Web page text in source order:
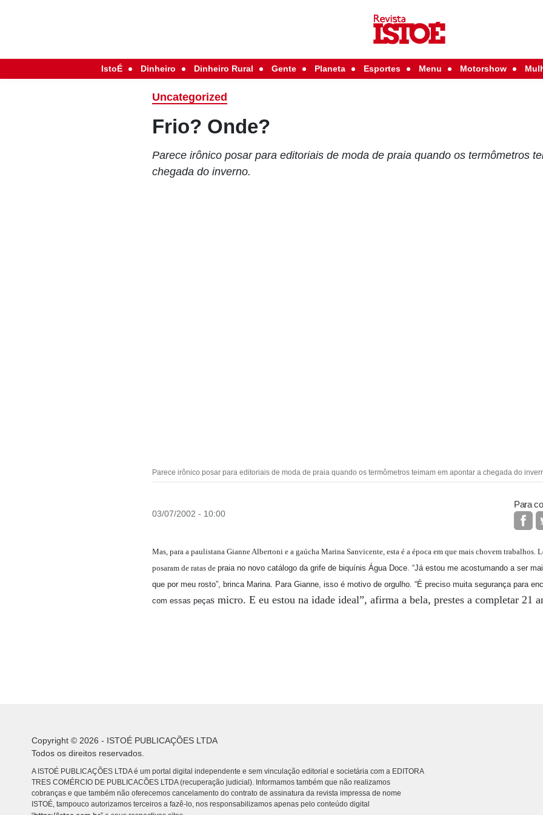
IstoÉ Dinheiro Dinheiro Rural Gente Planeta Esportes Menu Motorshow
Uncategorized
Frio? Onde?
Parece irônico posar para editoriais de moda de praia quando os termômetros
chegada do inverno.
Parece irônico posar para editoriais de moda de praia quando os termômetros teimam em apontar a chegada do
03/07/2002 - 10:00
Para
Mas, para a paulistana Gianne Albertoni e a gaúcha Marina Sanvicente, esta é a época em que mais chovem trabalhos.
posaram de ratas depraia no novo catálogo da grife de biquínis Água Doce. “Já estou me acostumando a ser
que por meu rosto”, brinca Marina. Para Gianne, isso é motivo de orgulho. “É preciso muita segurança para
com essas peças micro. E eu estou na idade ideal”, afirma a bela, prestes a completar 21
Copyright © 2026 - ISTOÉ PUBLICAÇÕES LTDA
Todos os direitos reservados.
A ISTOÉ PUBLICAÇÕES LTDA é um portal digital independente e sem vinculação editorial e societária com a EDITORA
TRES COMÉRCIO DE PUBLICACÕES LTDA (recuperação judicial). Informamos também que não realizamos
cobranças e que também não oferecemos cancelamento do contrato de assinatura da revista impressa de nome
ISTOÉ, tampouco autorizamos terceiros a fazê-lo, nos responsabilizamos apenas pelo conteúdo digital